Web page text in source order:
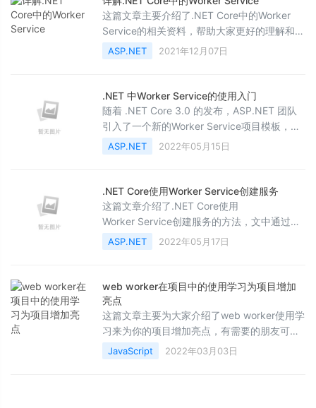
这篇文章主要介绍了.NET Core中的Worker
Service的相关资料，帮助大家更好的理解和学
习使用.NET技术，感兴趣的朋友可以了解下
ASP.NET 2021年12月07日
.NET 中Worker Service的使用入门
随着 .NET Core 3.0 的发布，ASP.NET 团队
引入了一个新的Worker Service项目模板，该
模板作为 .NET SDK 的一部分发布。在本文
中，我将向您介绍这个新模板，以及使用它开
ASP.NET 2022年05月15日
.NET Core使用Worker Service创建服务
这篇文章介绍了.NET Core使用
Worker Service创建服务的方法，文中通过示
例代码介绍的非常详细。对大家的学习或工作
具有一定的参考借鉴价值，需要的朋友可以参
ASP.NET 2022年05月17日
web worker在项目中的使用学习为项目增加
亮点
这篇文章主要为大家介绍了web worker使用学
习来为你的项目增加亮点，有需要的朋友可以
借鉴参考下，希望能够有所帮助，祝大家多多
进步，早日升职加薪
JavaScript 2022年03月03日